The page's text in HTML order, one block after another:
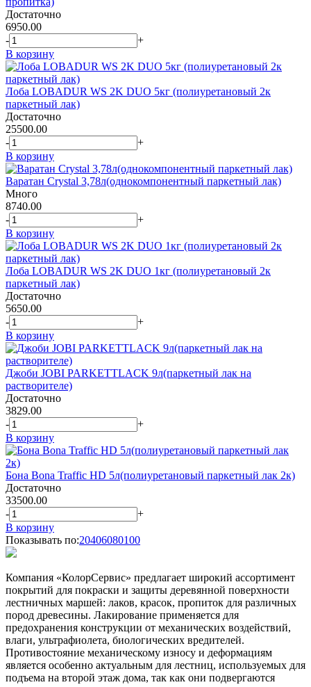
Достаточно
6950.00
-
+
В корзину
Лоба LOBADUR WS 2K DUO 5кг (полиуретановый 2к
паркетный лак)
Достаточно
25500.00
-
+
В корзину
Варатан Crystal 3,78л(однокомпонентный паркетный лак)
Много
8740.00
-
+
В корзину
Лоба LOBADUR WS 2K DUO 1кг (полиуретановый 2к
паркетный лак)
Достаточно
5650.00
-
+
В корзину
Джоби JOBI PARKETTLACK 9л(паркетный лак на
растворителе)
Достаточно
3829.00
-
+
В корзину
Бона Bona Traffic HD 5л(полиуретановый паркетный лак 2к)
Достаточно
33500.00
-
+
В корзину
Показывать по:20406080100
Компания «КолорСервис» предлагает широкий ассортимент
покрытий для покраски и защиты деревянной поверхности
лестничных маршей: лаков, красок, пропиток для различных
пород древесины. Лакирование применяется для
предохранения конструкции от механических воздействий,
влаги, ультрафиолета, биологических вредителей.
Противостояние механическому износу и деформациям
является особенно актуальным для лестниц, используемых для
подъема на второй этаж дома, так как они подвергаются